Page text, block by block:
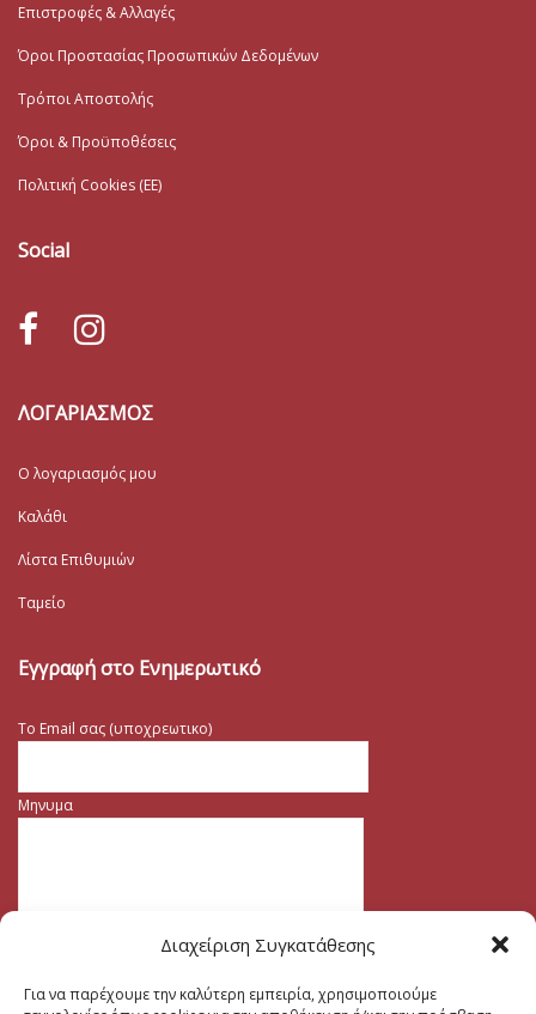
Διαχείριση Συγκατάθεσης
Για να παρέχουμε την καλύτερη εμπειρία, χρησιμοποιούμε
Επιστροφές & Αλλαγές
Όροι Προστασίας Προσωπικών Δεδομένων
Τρόποι Αποστολής
Όροι & Προϋποθέσεις
Πολιτική Cookies (ΕΕ)
Social
ΛΟΓΑΡΙΑΣΜΟΣ
Ο λογαριασμός μου
Καλάθι
Λίστα Επιθυμιών
Ταμείο
Εγγραφή στο Ενημερωτικό
Το Email σας (υποχρεωτικο)
Μηνυμα